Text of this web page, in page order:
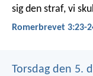
sig den straf, vi
Romerbrevet 3:23-
Torsdag den 5.